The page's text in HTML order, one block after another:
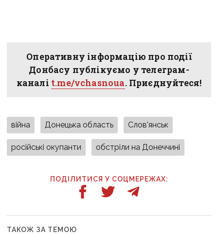
Оперативну інформацію про події
Донбасу публікуємо у телеграм-
каналі t.me/vchasnoua. Приєднуйтеся!
війна Донецька область Слов'янськ
російські окупанти обстріли на Донеччині
ПОДІЛИТИСЯ У СОЦМЕРЕЖАХ:
ТАКОЖ ЗА ТЕМОЮ